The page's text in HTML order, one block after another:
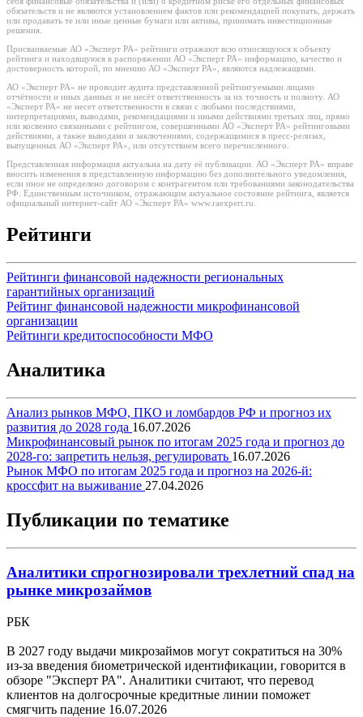
обязательств и не являются установлением фактов или рекомендацией покупать, держать
или продавать те или иные ценные бумаги или активы, принимать инвестиционные
решения.
Присваиваемые АО «Эксперт РА» рейтинги отражают всю относящуюся к объекту
рейтинга и находящуюся в распоряжении АО «Эксперт РА» информацию, качество и
достоверность которой, по мнению АО «Эксперт РА», являются надлежащими.
АО «Эксперт РА» не проводит аудита представленной рейтингуемыми лицами
отчётности и иных данных и не несёт ответственность за их точность и полноту. АО
«Эксперт РА» не несет ответственности в связи с любыми последствиями,
интерпретациями, выводами, рекомендациями и иными действиями третьих лиц, прямо
или косвенно связанными с рейтингом, совершенными АО «Эксперт РА» рейтинговыми
действиями, а также выводами и заключениями, содержащимися в пресс-релизах,
выпущенных АО «Эксперт РА», или отсутствием всего перечисленного.
Представленная информация актуальна на дату её публикации. АО «Эксперт РА» вправе
вносить изменения в представленную информацию без дополнительного уведомления,
если иное не определено договором с контрагентом или требованиями законодательства
РФ. Единственным источником, отражающим актуальное состояние рейтинга, является
официальный интернет-сайт АО «Эксперт РА» www.raexpert.ru.
Рейтинги
Рейтинги финансовой надежности региональных
гарантийных организаций
Рейтинг финансовой надежности микрофинансовой
организации
Рейтинги кредитоспособности МФО
Аналитика
Анализ рынков МФО, ПКО и ломбардов РФ и прогноз их
развития до 2028 года 16.07.2026
Микрофинансовый рынок по итогам 2025 года и прогноз до
2028-го: запретить нельзя, регулировать 16.07.2026
Рынок МФО по итогам 2025 года и прогноз на 2026-й:
кроссфит на выживание 27.04.2026
Публикации по тематике
Аналитики спрогнозировали трехлетний спад на
рынке микрозаймов
РБК
В 2027 году выдачи микрозаймов могут сократиться на 30%
из-за введения биометрической идентификации, говорится в
обзоре "Эксперт РА". Аналитики считают, что перевод
клиентов на долгосрочные кредитные линии поможет
смягчить падение 16.07.2026